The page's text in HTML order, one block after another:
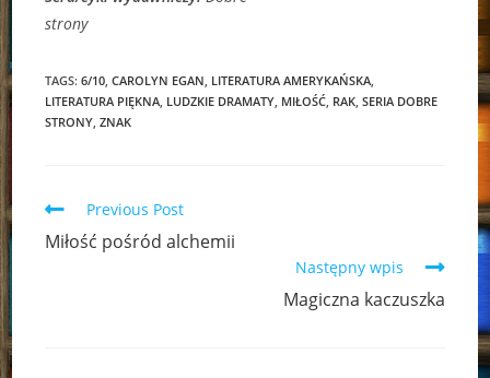
strony
TAGS:6/10 CAROLYN EGAN LITERATURA AMERYKAŃSKA
LITERATURA PIĘKNA LUDZKIE DRAMATY MIŁOŚĆ RAK SERIA DOBRE
STRONY ZNAK
Read
articles
Previous Post
Miłość pośród alchemii
Następny wpis
Magiczna kaczuszka